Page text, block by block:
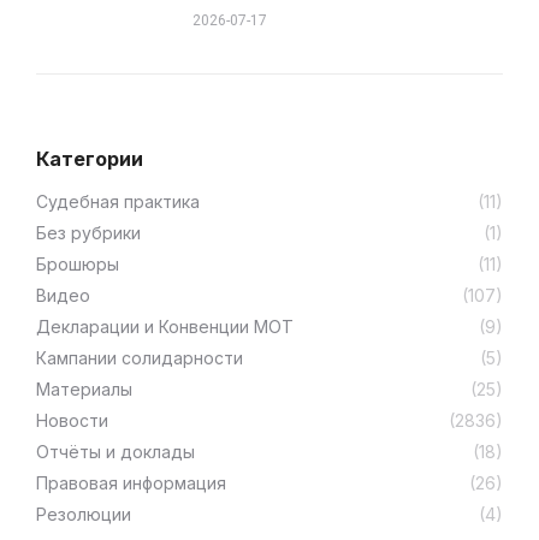
2026-07-17
Категории
Cудебная практика
(11)
Без рубрики
(1)
Брошюры
(11)
Видео
(107)
Декларации и Конвенции МОТ
(9)
Кампании солидарности
(5)
Материалы
(25)
Новости
(2836)
Отчёты и доклады
(18)
Правовая информация
(26)
Резолюции
(4)